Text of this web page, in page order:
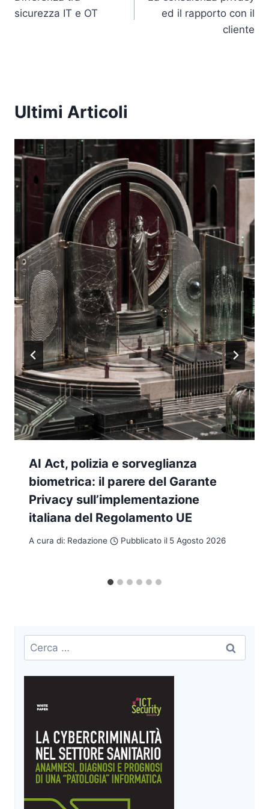
k
articoli
sicurezza IT e OT
ed il rapporto con il
cliente
Ultimi Articoli
AI Act, polizia e sorveglianza
biometrica: il parere del Garante
Privacy sull’implementazione
italiana del Regolamento UE
A cura di: Redazione Pubblicato il 5 Agosto 2026
Ricerca
per: